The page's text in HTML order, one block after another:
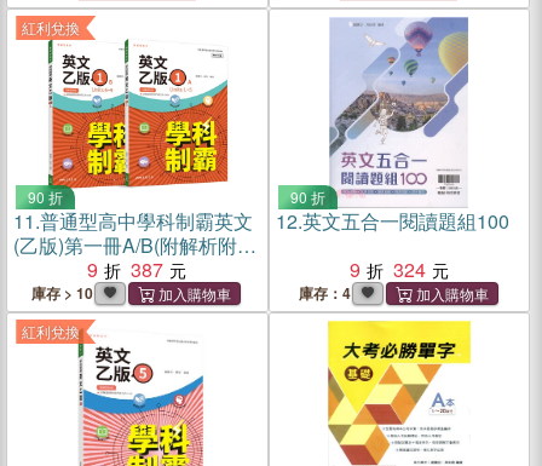
紅利兌換
90 折
11.普通型高中學科制霸英文
(乙版)第一冊A/B(附解析附
冊)(修訂二版)
9 387
庫存 > 10
90 折
12.英文五合一閱讀題組100
9
324
庫存：4
紅利兌換